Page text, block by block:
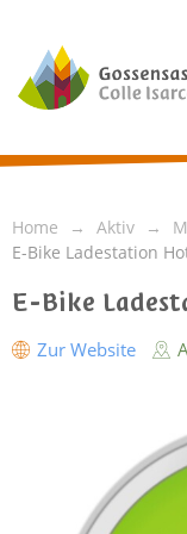
Home Aktiv
E-Bike Ladestation
E-Bike
Zur Website